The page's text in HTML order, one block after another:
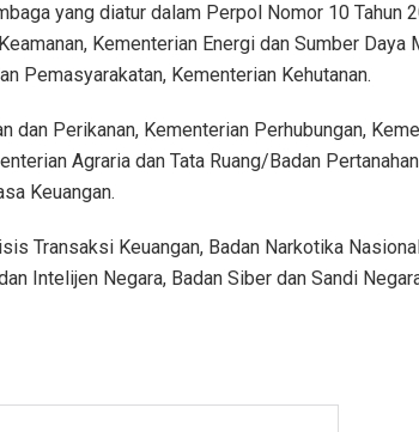
yang diatur dalam Perpol Nomor 10 Tahun
Kementerian Energi dan Sumber Daya
Pemasyarakatan, Kementerian Kehutanan.
dan Perikanan, Kementerian Perhubungan,
Agraria dan Tata Ruang/Badan
Keuangan.
Transaksi Keuangan, Badan Narkotika
Intelijen Negara, Badan Siber dan Sandi